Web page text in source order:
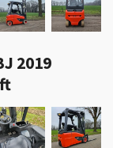
2019